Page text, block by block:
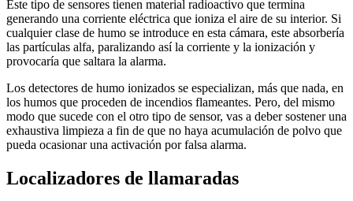
Este tipo de sensores tienen material radioactivo que termina
generando una corriente eléctrica que ioniza el aire de su interior. Si
cualquier clase de humo se introduce en esta cámara, este absorbería
las partículas alfa, paralizando así la corriente y la ionización y
provocaría que saltara la alarma.
Los detectores de humo ionizados se especializan, más que nada, en
los humos que proceden de incendios flameantes. Pero, del mismo
modo que sucede con el otro tipo de sensor, vas a deber sostener una
exhaustiva limpieza a fin de que no haya acumulación de polvo que
pueda ocasionar una activación por falsa alarma.
Localizadores de llamaradas